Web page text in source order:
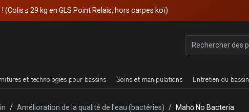
! (Colis ≤ 29 kg en GLS Point Relais, hors carpes koï)
et technologies pour bassins Soins et manipulations Entretien du bassin
Amélioration de la qualité de l'eau (bactéries) Mahō No Bacteria